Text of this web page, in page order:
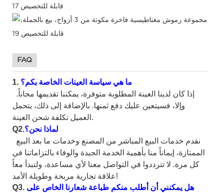
FAQ
1. ما هي سياسة العينات الخاصة بكم؟
إذا كان لدينا العينة المطلوبة متوفرة، يمكننا تقديمها مجاناً.
وإلا، فسيتعين عليك دفع ثمنها. بالإضافة إلى ذلك، يتحمل
العميل تكلفة شحن العينة.
Q2.لماذا نحن؟
نقدم خدمات البيع المباشر من المصنع وخدمات ما بعد البيع
الممتازة، إيماناً منا بأهمية الخدمة الجيدة والوفاء بالتزاماتنا في
كل مرة. لا تترددوا في التواصل معنا لأي مساعدة، ولنبدأ معاً
علاقة تجارية مربحة وطويلة الأمد!
Q3. هل يمكنني أن أطلب منكم طباعة شعارنا الخاص على